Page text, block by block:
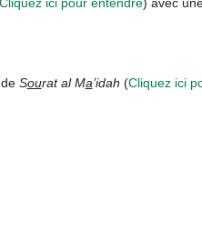
Sourat al Ma’idah (Cliquez ici